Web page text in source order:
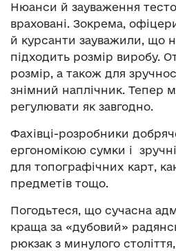
Нюанси й зауваження
враховані. Зокрема,
й курсанти зауважили, що
підходить розмір виробу.
розмір, а також для
знімний наплічник. Тепер
регулювати як завгодно.
Фахівці-розробники
ергономікою сумки і
для топографічних карт,
предметів тощо.
Погодьтеся, що сучасна
краща за «дубовий»
рюкзак з минулого